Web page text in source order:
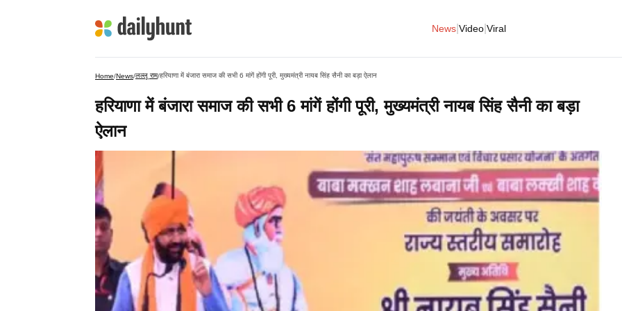
News Video Viral
Home/News/लल्लू राम/हरियाणा में बंजारा समाज की सभी 6 मांगें होंगी पूरी, मुख्यमंत्री नायब सिंह सैनी का बड़ा ऐलान
हरियाणा में बंजारा समाज की सभी 6 मांगें होंगी पूरी, मुख्यमंत्री नायब सिंह सैनी का बड़ा
ऐलान